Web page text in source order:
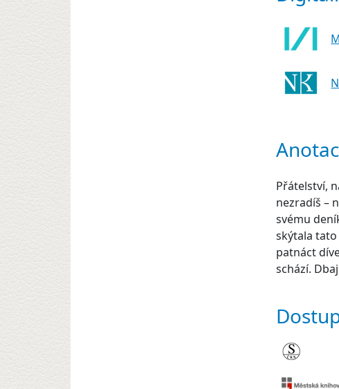
Přátelství,
nezradíš –
svému
skýtala
patnáct
schází.